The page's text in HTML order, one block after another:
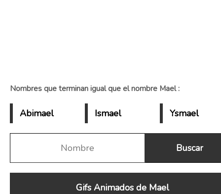
Nombres que terminan igual que el nombre Mael :
Abimael Ismael Ysmael
Gifs Animados de Mael